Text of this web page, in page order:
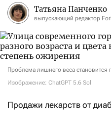
Татьяна Панченко
выпускающий редактор
Проблема лишнего веса становится
Изображение: ChatGPT 5.6 Sol
Продажи лекарств от
становятся главным